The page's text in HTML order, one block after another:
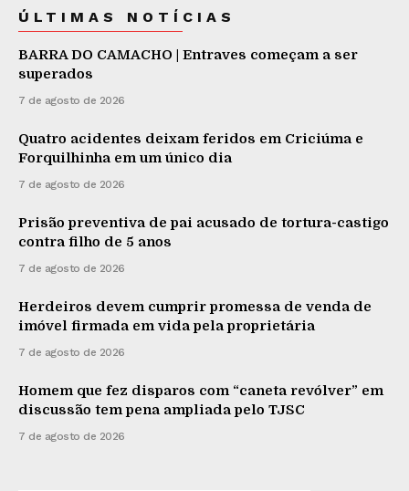
ÚLTIMAS NOTÍCIAS
BARRA DO CAMACHO | Entraves começam a ser
superados
7 de agosto de 2026
Quatro acidentes deixam feridos em Criciúma e
Forquilhinha em um único dia
7 de agosto de 2026
Prisão preventiva de pai acusado de tortura-castigo
contra filho de 5 anos
7 de agosto de 2026
Herdeiros devem cumprir promessa de venda de
imóvel firmada em vida pela proprietária
7 de agosto de 2026
Homem que fez disparos com “caneta revólver” em
discussão tem pena ampliada pelo TJSC
7 de agosto de 2026